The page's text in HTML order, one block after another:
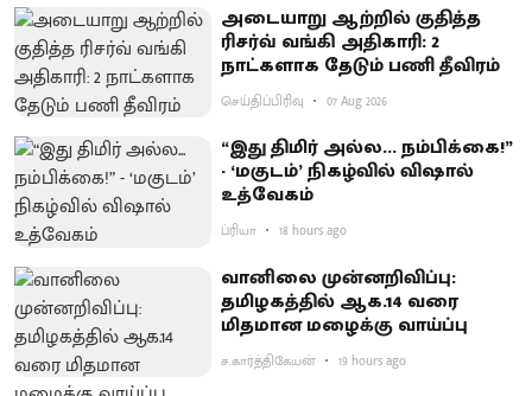
அடையாறு ஆற்றில் குதித்த
ரிசர்வ் வங்கி அதிகாரி: 2
நாட்களாக தேடும் பணி தீவிரம்
செய்திப்பிரிவு 07 Aug 2026
“இது திமிர் அல்ல... நம்பிக்கை!”
- ‘மகுடம்’ நிகழ்வில் விஷால்
உத்வேகம்
ப்ரியா 18 hours ago
வானிலை முன்னறிவிப்பு:
தமிழகத்தில் ஆக.14 வரை
மிதமான மழைக்கு வாய்ப்பு
ச.கார்த்திகேயன் 19 hours ago